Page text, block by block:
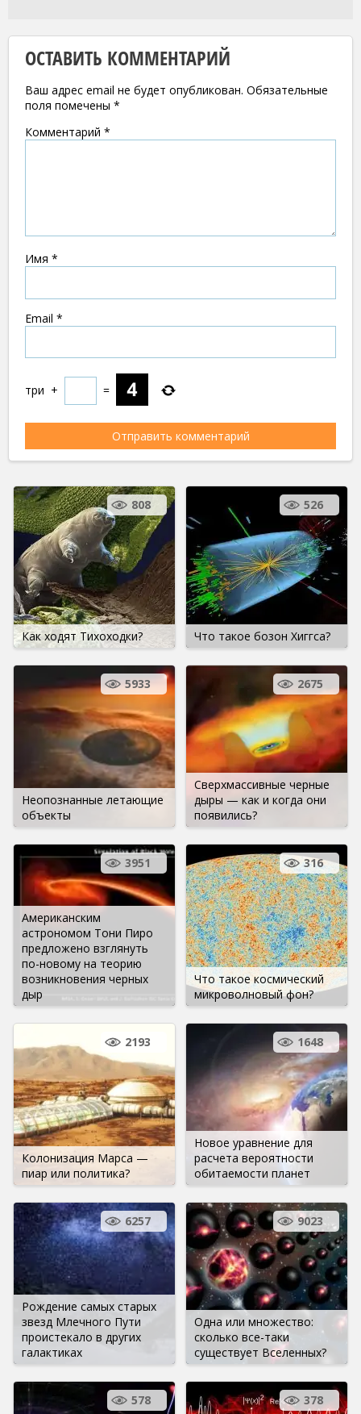
ОСТАВИТЬ КОММЕНТАРИЙ
Ваш адрес email не будет опубликован. Обязательные
поля помечены *
Комментарий *
Имя *
Email *
три + =
Как ходят Тихоходки?
808
Что такое бозон Хиггса?
526
Неопознанные летающие
объекты
5933
Сверхмассивные черные
дыры — как и когда они
появились?
2675
Американским
астрономом Тони Пиро
предложено взглянуть
по-новому на теорию
возникновения черных
дыр
3951
Что такое космический
микроволновый фон?
316
Колонизация Марса —
пиар или политика?
2193
Новое уравнение для
расчета вероятности
обитаемости планет
1648
Рождение самых старых
звезд Млечного Пути
проистекало в других
галактиках
6257
Одна или множество:
сколько все-таки
существует Вселенных?
9023
578 378